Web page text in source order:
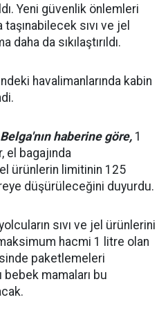
Yeni güvenlik önlemleri
sıvı ve jel
daha da sıkılaştırıldı.
havalimanlarında kabin
haberine göre, 1
el bagajında
ürünlerin limitinin 125
düşürüleceğini duyurdu.
sıvı ve jel ürünlerini
hacmi 1 litre olan
paketlemeleri
bebek mamaları bu